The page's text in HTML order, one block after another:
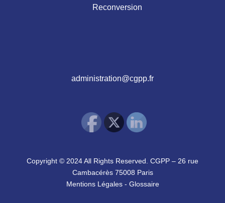
Reconversion
administration@cgpp.fr
Copyright © 2024 All Rights Reserved. CGPP – 26 rue
Cambacérès 75008 Paris
Mentions Légales- Glossaire